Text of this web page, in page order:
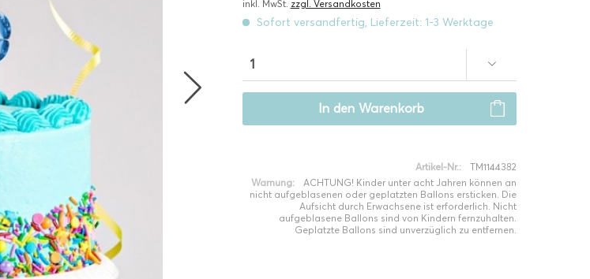
inkl. MwSt. zzgl. Versandkosten
Sofort versandfertig, Lieferzeit: 1-3 Werktage
In den Warenkorb
Artikel-Nr.:
TM1144382
Warnung:
ACHTUNG! Kinder unter acht Jahren können an
nicht aufgeblasenen oder geplatzten Ballons ersticken. Die
Aufsicht durch Erwachsene ist erforderlich. Nicht
aufgeblasene Ballons sind von Kindern fernzuhalten.
Geplatzte Ballons sind unverzüglich zu entfernen.